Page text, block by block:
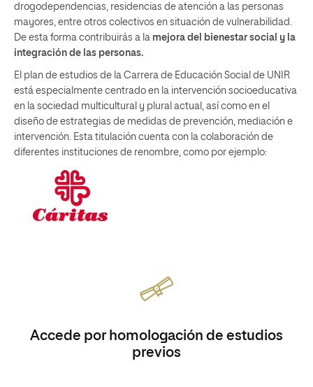
drogodependencias, residencias de atención a las personas
mayores, entre otros colectivos en situación de vulnerabilidad.
De esta forma contribuirás a la mejora del bienestar social y la
integración de las personas.
El plan de estudios de la Carrera de Educación Social de UNIR
está especialmente centrado en la intervención socioeducativa
en la sociedad multicultural y plural actual, así como en el
diseño de estrategias de medidas de prevención, mediación e
intervención. Esta titulación cuenta con la colaboración de
diferentes instituciones de renombre, como por ejemplo:
Accede por homologación de estudios
previos